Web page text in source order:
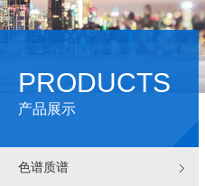
PRODUCTS
产品展示
色谱质谱